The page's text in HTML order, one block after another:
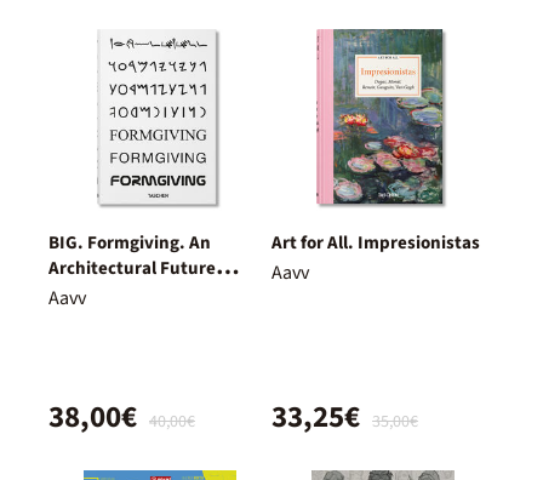
BIG. Formgiving. An
Architectural Future
History
Aavv
40,00€
38,00€
Art for All. Impresionistas
Aavv
35,00€
33,25€